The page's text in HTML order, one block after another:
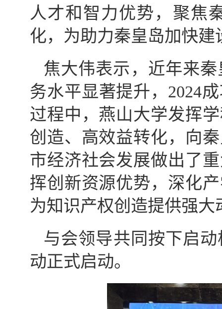
人才和智力优势，聚焦
化，为助力秦皇岛加快
焦大伟表示，近年来
务水平显著提升，2024
过程中，燕山大学发挥
创造、高效益转化，向
市经济社会发展做出了
挥创新资源优势，深化
为知识产权创造提供强大
与会领导共同按下启
动正式启动。